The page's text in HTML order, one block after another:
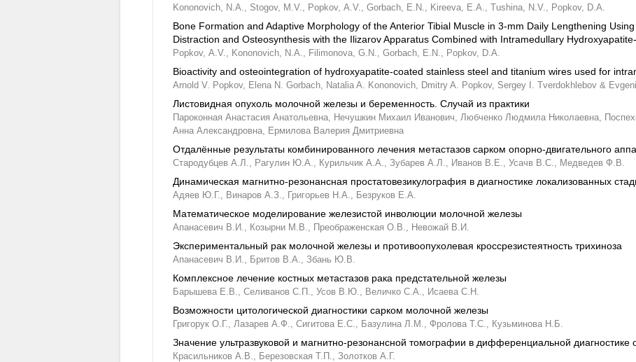
Kononovich, N.A., Stogov, M.V., Popkov, A.V., Gorbach, E.N., Kireeva, E.A., Tushina, N.V., Popkov, D.A.
Bone Formation and Adaptive Morphology of the Anterior Tibial Muscle in 3-mm Daily Lengthening
Distraction and Osteosynthesis with the Ilizarov Apparatus Combined with Intramedullary
Popkov, A.V., Kononovich, N.A., Filimonova, G.N., Gorbach, E.N., Popkov, D.A.
Bioactivity and osteointegration of hydroxyapatite-coated stainless steel and titanium wires used for
Arnold V. Popkov, Elena N. Gorbach, Natalia A. Kononovich, Dmitry A. Popkov, Sergey I. Tverdokhlebov &
Листовидная опухоль молочной железы и беременность. Случай из практики
Пароконная Анастасия Анатольевна, Нечушкин Михаил Иванович, Любченко Людмила Николаевна,
Анна Александровна, Ермилова Валерия Дмитриевна
Отдалённые результаты комбинированного лечения метастазов сарком опорно-двигательного
Стародубцев А.Л., Рагулин Ю.А., Курильчик А.А., Зубарев А.Л., Иванов В.Е., Усачв В.С., Медведев Ф.В.
Динамическая магнитно-резонансная простатовезикулография в диагностике локализованных
Адяев Ю.Г., Винаров А.З., Григорьев Н.А., Безруков Е.А.
Математическое моделирование железистой инволюции молочной железы
Апанасевич В.И., Козырни М.В., Преображенская О.В., Невожай В.И.
Экспериментальный рак молочной железы и противоопухолевая кроссрезистеятность трихиноза
Апанасевич В.И., Бритов В.А., Збань Ю.В.
Комплексное лечение костных метастазов рака предстательной железы
Барышева Е.В., Селиванов С.П., Усов В.Ю., Величко С.А., Исаева С.Н.
Возможности цитологической диагностики сарком молочной железы
Григорук О.Г., Лазарев А.Ф., Сигитова Е.С., Базулина Л.М., Фролова Т.С., Кузьминова Н.Б.
Значение ультразвуковой и магнитно-резонансной томографии в дифференциальной диагностике
Красильников А.В., Березовская Т.П., Золотков А.Г.